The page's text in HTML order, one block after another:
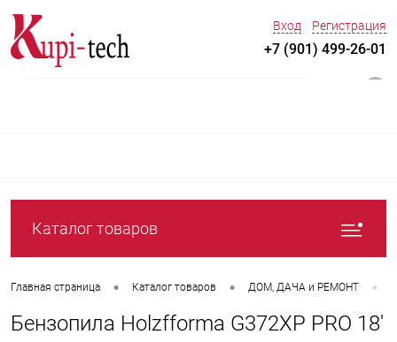
Вход Регистрация
+7 (901) 499-26-01
Каталог товаров
Главная страница • Каталог товаров • ДOM, ДАЧА и РЕМОНТ •
Бензопила Holzfforma G372XP PRO 18'